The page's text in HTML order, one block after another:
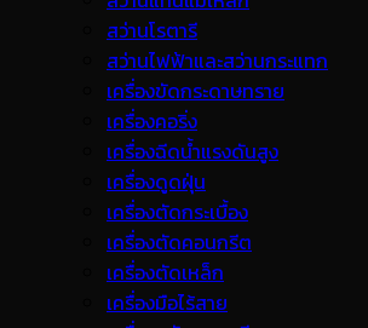
สว่านโรตารี
สว่านไฟฟ้าและสว่านกระแทก
เครื่องขัดกระดาษทราย
เครื่องคอริ่ง
เครื่องฉีดน้ำแรงดันสูง
เครื่องดูดฝุ่น
เครื่องตัดกระเบื้อง
เครื่องตัดคอนกรีต
เครื่องตัดเหล็ก
เครื่องมือไร้สาย